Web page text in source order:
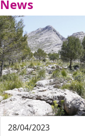
News
28/04/2023